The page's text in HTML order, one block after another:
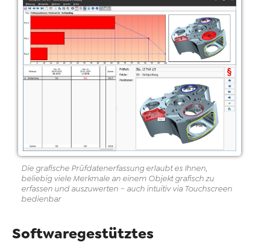
Die grafische Prüfdatenerfassung erlaubt es Ihnen,
beliebig viele Merkmale an einem Objekt grafisch zu
erfassen und auszuwerten – auch intuitiv via Touchscreen
bedienbar
Softwaregestütztes